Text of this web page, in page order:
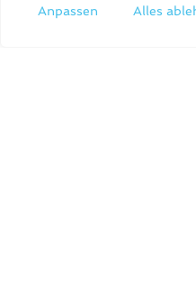
Anpassen Alles